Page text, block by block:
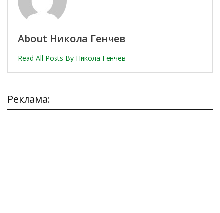
About Никола Генчев
Read All Posts By Никола Генчев
Реклама: